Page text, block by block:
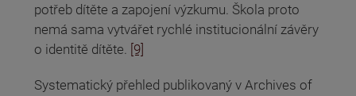
potřeb dítěte a zapojení výzkumu. Škola proto
nemá sama vytvářet rychlé institucionální závěry
o identitě dítěte. [9]
Systematický přehled publikovaný v Archives of